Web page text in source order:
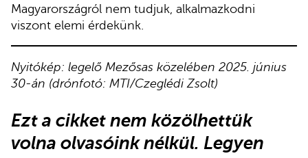
Magyarországról nem tudjuk, alkalmazkodni
viszont elemi érdekünk.
Nyitókép: legelő Mezősas közelében 2025. június
30-án (drónfotó: MTI/Czeglédi Zsolt)
Ezt a cikket nem közölhettük
volna olvasóink nélkül. Legyen